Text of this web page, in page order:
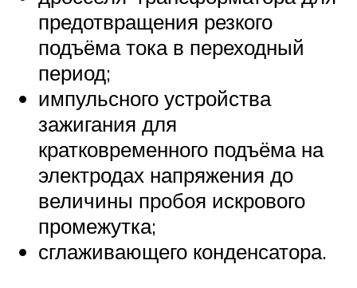
предотвращения резкого
подъёма тока в переходный
период;
импульсного устройства
зажигания для
кратковременного подъёма на
электродах напряжения до
величины пробоя искрового
промежутка;
сглаживающего конденсатора.